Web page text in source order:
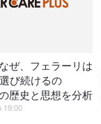
ぜ、フェラーリは
び続けるの
歴史と思想を分析
19:00